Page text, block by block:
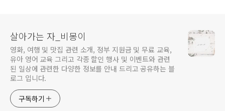
살아가는 자_비몽이
영화, 여행 및 맛집 관련 소개, 정부 지원금 및 무료 교육,
유아 영어 교육 그리고 각종 할인 행사 및 이벤트와 관련
된 일상에 관련한 다양한 정보를 안내 드리고 공유하는 블
로그 입니다.
구독하기